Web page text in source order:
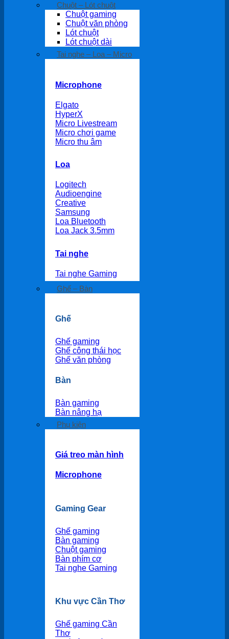
Chuột – Lót chuột
Chuột gaming
Chuột văn phòng
Lót chuột
Lót chuột dài
Tai nghe – Loa – Micro
Microphone
Elgato
HyperX
Micro Livestream
Micro chơi game
Micro thu âm
Loa
Logitech
Audioengine
Creative
Samsung
Loa Bluetooth
Loa Jack 3.5mm
Tai nghe
Tai nghe Gaming
Ghế – Bàn
Ghế
Ghế gaming
Ghế công thái học
Ghế văn phòng
Bàn
Bàn gaming
Bàn nâng hạ
Phụ kiện
Giá treo màn hình
Microphone
Gaming Gear
Ghế gaming
Bàn gaming
Chuột gaming
Bàn phím cơ
Tai nghe Gaming
Khu vực Cần Thơ
Ghế gaming Cần
Thơ